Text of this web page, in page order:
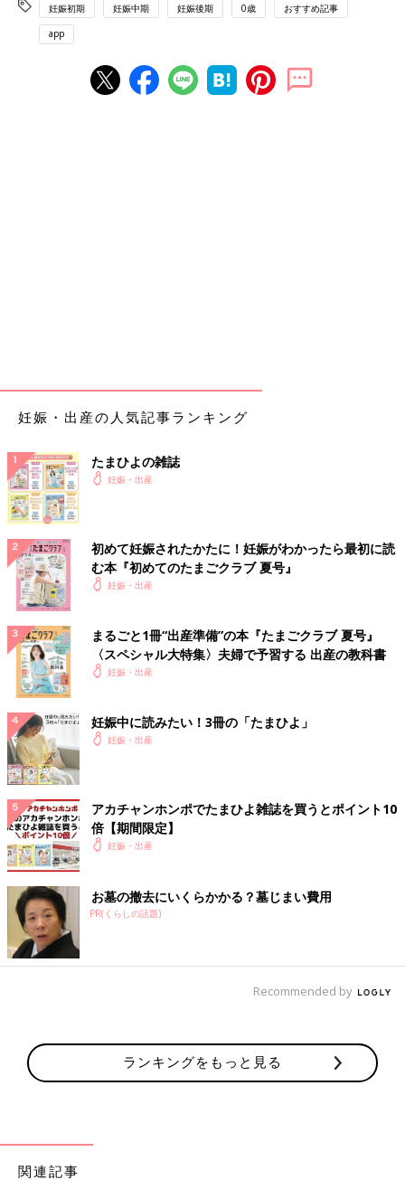
――妊娠高血圧腎症になると、おなかの赤ちゃんへも影響がある
のでしょうか。
謙太 医師からの説明では、高血圧腎症のためにタンパク尿にな
産祈願のお守りを握りしめて、手術室前をうろうろ歩き回ってい
ました。
う）」と呼ばれるお寺（大光院）のお札です。妻の妊娠がわかっ
たあと2人で安産祈願に行ってもらってきたものです。私はその
お札と赤ちゃんの
たんです。母子ともに無事であることを祈りながら待っていた
ら、1時間ほどして、無事、葉琥が生まれました。
――葉琥くんとはすぐに会えましたか？会ってどう感じました
か？
謙太 手術室から出てきた葉琥に会えたのは、手術室のドアを出
てから、NICU（新生児集中治療室）に向かうエレベーターに乗
るまでの数十秒くらいだけ。その間に何枚か写真を撮らせてもら
保育器の葉琥の姿は本当に小さかったです。その小さな体に人工
呼吸器やたくさんの医療機器のコードがついた姿は痛々しくも見
え、衝撃的でした。無事に生まれてくれてうれしい反面、まだま
だ小さな状態で生まれることになったことに、後ろめたいという
か、申し訳ない気持ちになりました。
その30分くらい後に妻も手術室から出てきて、無事な姿を見てほ
っとしました。妻は麻酔で意識がもうろうとしていましたが、
「無事生まれたよ」と声をかけました。
赤ちゃんの命の不安に、夜も眠れない日々
妊娠初期 妊娠中期 妊娠後期 0歳 おすすめ記事
app
妊娠・出産の人気記事ランキング
たまひよの雑誌
妊娠・出産
初めて妊娠されたかたに！妊娠がわかったら最初に読
む本『初めてのたまごクラブ 夏号』
妊娠・出産
まるごと1冊“出産準備”の本『たまごクラブ 夏号』
〈スペシャル大特集〉夫婦で予習する 出産の教科書
妊娠・出産
妊娠中に読みたい！3冊の「たまひよ」
妊娠・出産
アカチャンホンポでたまひよ雑誌を買うとポイント10
倍【期間限定】
妊娠・出産
お墓の撤去にいくらかかる？墓じまい費用
PR(くらしの話題)
Recommended by
ランキングをもっと見る
関連記事